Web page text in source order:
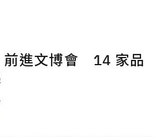
前進文博會 14 家品